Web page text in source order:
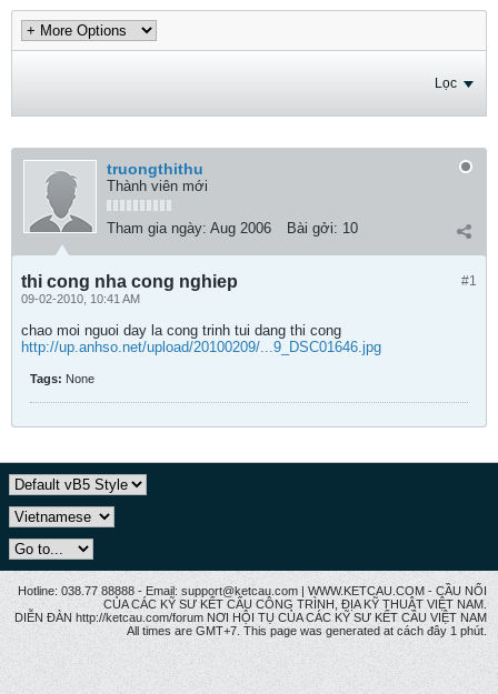
Lọc
truongthithu
Thành viên mới
Tham gia ngày: Aug 2006 Bài gởi: 10
#1
thi cong nha cong nghiep
09-02-2010, 10:41 AM
chao moi nguoi day la cong trinh tui dang thi cong
http://up.anhso.net/upload/20100209/...9_DSC01646.jpg
Tags: None
Hotline: 038.77 88888 - Email: support@ketcau.com | WWW.KETCAU.COM - CẦU NỐI
CỦA CÁC KỸ SƯ KẾT CẤU CÔNG TRÌNH, ĐỊA KỸ THUẬT VIỆT NAM.
DIỄN ĐÀN http://ketcau.com/forum NƠI HỘI TỤ CỦA CÁC KỸ SƯ KẾT CÂU VIỆT NAM
All times are GMT+7. This page was generated at cách đây 1 phút.